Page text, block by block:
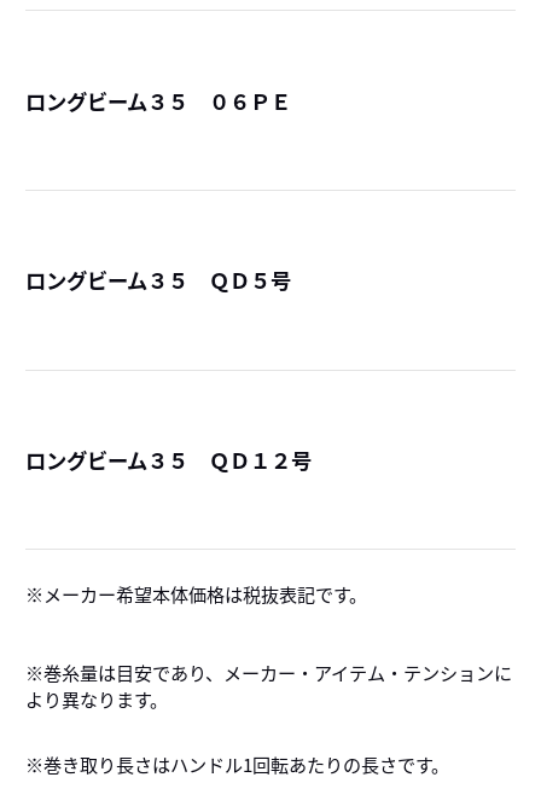
ロングビーム３５ ０６ＰＥ
ロングビーム３５ ＱＤ５号
ロングビーム３５ ＱＤ１２号
メーカー希望本体価格は税抜表記です。
※巻糸量は目安であり、メーカー・アイテム・テンションに
より異なります。
※巻き取り長さはハンドル1回転あたりの長さです。